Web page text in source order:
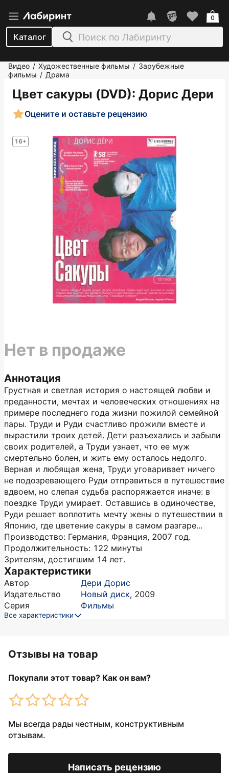
Каталог
0
Видео / Художественные фильмы / Зарубежные
фильмы / Драма
Цвет сакуры (DVD): Дорис Дери
16+
Оцените и оставьте рецензию
Аннотация
Грустная и светлая история о настоящей любви и
преданности, мечтах и человеческих отношениях на
примере последнего года жизни пожилой семейной
пары. Труди и Руди счастливо прожили вместе и
вырастили троих детей. Дети разъехались и забыли
своих родителей, а Труди узнает, что ее муж
смертельно болен, и жить ему осталось недолго.
Верная и любящая жена, Труди уговаривает ничего
не подозревающего Руди отправиться в путешествие
вдвоем, но слепая судьба распоряжается иначе: в
поездке Труди умирает. Оставшись в одиночестве,
Руди решает воплотить мечту жены о путешествии в
Японию, где цветение сакуры в самом разгаре...
Производство: Германия, Франция, 2007 год.
Продолжительность: 122 минуты
Зрителям, достигшим 14 лет.
Характеристики
Автор
Дери Дорис
Издательство
Новый диск, 2009
Серия
Фильмы
Все характеристики
Нет в продаже
Отзывы на товар
Покупали этот товар? Как он вам?
Мы всегда рады честным, конструктивным
отзывам.
Написать рецензию